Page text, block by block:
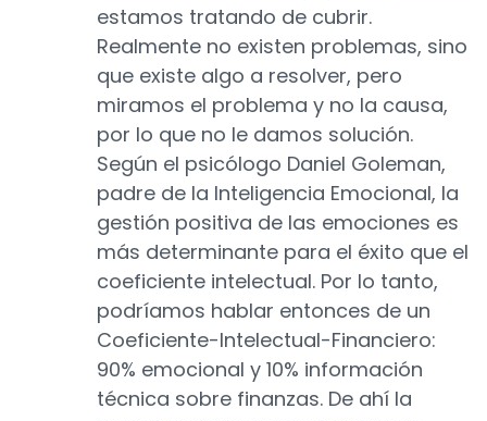
estamos tratando de cubrir.
Realmente no existen problemas, sino
que existe algo a resolver, pero
miramos el problema y no la causa,
por lo que no le damos solución.
Según el psicólogo Daniel Goleman,
padre de la Inteligencia Emocional, la
gestión positiva de las emociones es
más determinante para el éxito que el
coeficiente intelectual. Por lo tanto,
podríamos hablar entonces de un
Coeficiente-Intelectual-Financiero:
90% emocional y 10% información
técnica sobre finanzas. De ahí la